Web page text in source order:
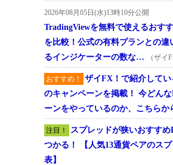
2026年08月05日(水)13時10分公開
TradingViewを無料で使えるおす
を比較！公式の有料プランとの違
るインジケーターの数な…
（ザイ
おすすめ！
ザイFX！で紹介して
のキャンペーンを掲載！ 今どん
ーンをやっているのか、こちらか
注目！
スプレッドが狭いおすす
つかる！ 【人気13通貨ペアのス
表】